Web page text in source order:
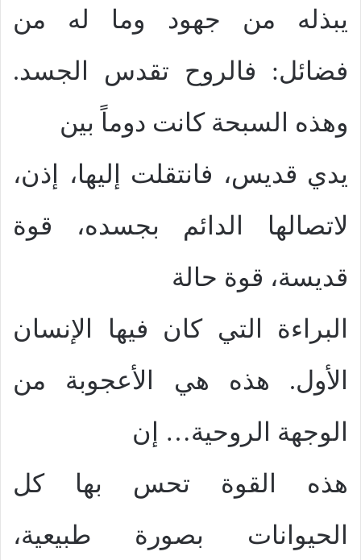
يبذله من جهود وما له من
فضائل: فالروح تقدس الجسد.
وهذه السبحة كانت دوماً بين
يدي قديس، فانتقلت إليها، إذن،
لاتصالها الدائم بجسده، قوة
قديسة، قوة حالة
البراءة التي كان فيها الإنسان
الأول. هذه هي الأعجوبة من
الوجهة الروحية… إن
هذه القوة تحس بها كل
الحيوانات بصورة طبيعية،